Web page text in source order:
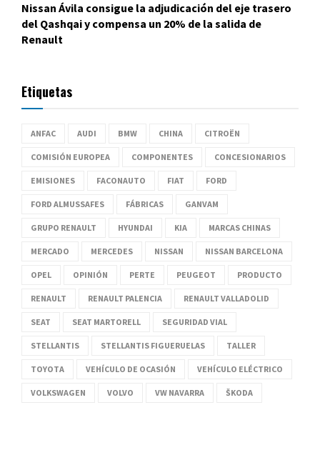
Nissan Ávila consigue la adjudicación del eje trasero
del Qashqai y compensa un 20% de la salida de
Renault
Etiquetas
ANFAC AUDI BMW CHINA CITROËN
COMISIÓN EUROPEA COMPONENTES CONCESIONARIOS
EMISIONES FACONAUTO FIAT FORD
FORD ALMUSSAFES FÁBRICAS GANVAM
GRUPO RENAULT HYUNDAI KIA MARCAS CHINAS
MERCADO MERCEDES NISSAN NISSAN BARCELONA
OPEL OPINIÓN PERTE PEUGEOT PRODUCTO
RENAULT RENAULT PALENCIA RENAULT VALLADOLID
SEAT SEAT MARTORELL SEGURIDAD VIAL
STELLANTIS STELLANTIS FIGUERUELAS TALLER
TOYOTA VEHÍCULO DE OCASIÓN VEHÍCULO ELÉCTRICO
VOLKSWAGEN VOLVO VW NAVARRA ŠKODA